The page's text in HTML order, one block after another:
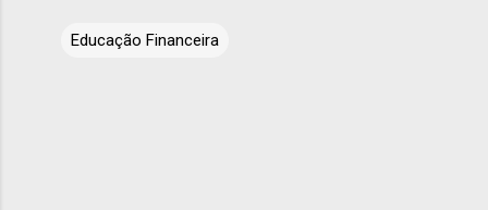
Educação Financeira